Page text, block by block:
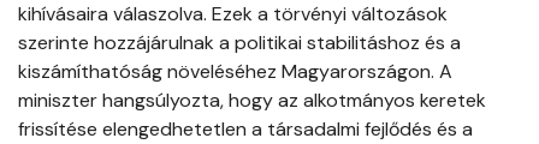
kihívásaira válaszolva. Ezek a törvényi változások
szerinte hozzájárulnak a politikai stabilitáshoz és a
kiszámíthatóság növeléséhez Magyarországon. A
miniszter hangsúlyozta, hogy az alkotmányos keretek
frissítése elengedhetetlen a társadalmi fejlődés és a